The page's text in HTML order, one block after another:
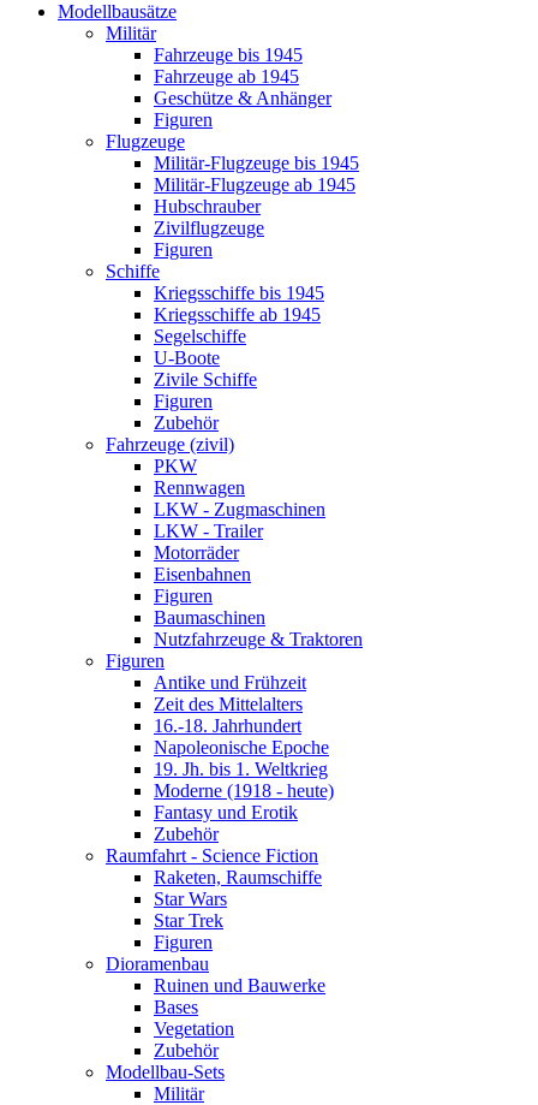
Modellbausätze
Militär
Fahrzeuge bis 1945
Fahrzeuge ab 1945
Geschütze & Anhänger
Figuren
Flugzeuge
Militär-Flugzeuge bis 1945
Militär-Flugzeuge ab 1945
Hubschrauber
Zivilflugzeuge
Figuren
Schiffe
Kriegsschiffe bis 1945
Kriegsschiffe ab 1945
Segelschiffe
U-Boote
Zivile Schiffe
Figuren
Zubehör
Fahrzeuge (zivil)
PKW
Rennwagen
LKW - Zugmaschinen
LKW - Trailer
Motorräder
Eisenbahnen
Figuren
Baumaschinen
Nutzfahrzeuge & Traktoren
Figuren
Antike und Frühzeit
Zeit des Mittelalters
16.-18. Jahrhundert
Napoleonische Epoche
19. Jh. bis 1. Weltkrieg
Moderne (1918 - heute)
Fantasy und Erotik
Zubehör
Raumfahrt - Science Fiction
Raketen, Raumschiffe
Star Wars
Star Trek
Figuren
Dioramenbau
Ruinen und Bauwerke
Bases
Vegetation
Zubehör
Modellbau-Sets
Militär